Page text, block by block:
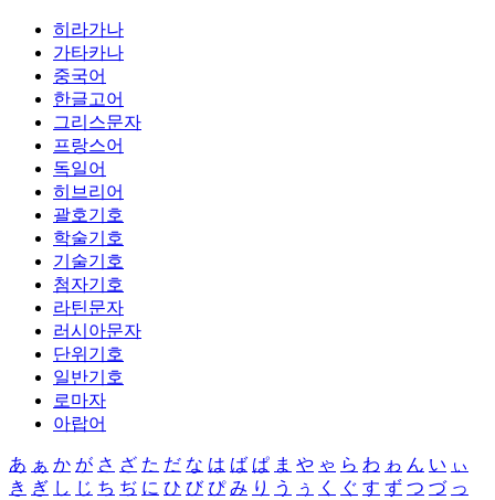
히라가나
가타카나
중국어
한글고어
그리스문자
프랑스어
독일어
히브리어
괄호기호
학술기호
기술기호
첨자기호
라틴문자
러시아문자
단위기호
일반기호
로마자
아랍어
あ ぁ か が さ ざ た だ な は ば ぱ ま や ゃ ら わ ゎ ん い ぃ
き ぎ し じ ち ぢ に ひ び ぴ み り う ぅ く ぐ す ず つ づ っ